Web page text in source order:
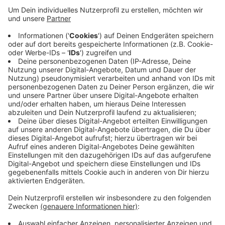
Anzeige
Bei der Kontrolle gestern Abend (9.7) ging es unter
anderem um den Brandschutz. Außerdem hat die Stadt
überprüft, ob sich in dem Gebäude Menschen illegal
aufhalten. Zwei Wohnungen wiesen erhebliche
Brandschutzmängel auf - sie dürfen nicht mehr weiter
genutzt werden. Polizei und Stadt kontrollieren im
Rahmen des Präsenzkonzeptes Innenstadt immer
wieder Problemimmobilien.
Anzeige